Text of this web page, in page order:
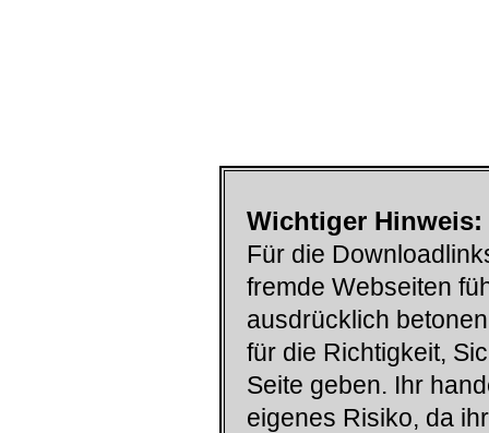
Wichtiger Hinweis:
Für die
fremde Webseiten
ausdrücklich
für die Richtigkeit,
Seite geben. Ihr
eigenes Risiko, da